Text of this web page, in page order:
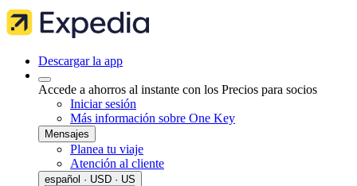
Descargar la app
Accede a ahorros al instante con los Precios para socios
Iniciar sesión
Más información sobre One Key
Mensajes
Planea tu viaje
Atención al cliente
español · USD · US